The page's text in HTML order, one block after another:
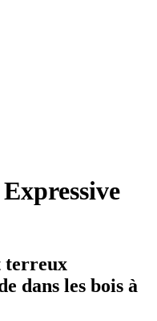
terreux
dans les bois à